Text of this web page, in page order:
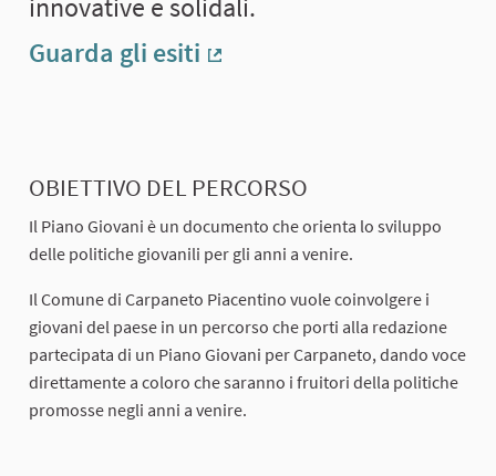
Guarda gli esiti
OBIETTIVO DEL PERCORSO
Il Piano Giovani è un documento che orienta lo sviluppo
delle politiche giovanili per gli anni a venire.
Il Comune di Carpaneto Piacentino vuole coinvolgere i
giovani del paese in un percorso che porti alla redazione
partecipata di un Piano Giovani per Carpaneto, dando voce
direttamente a coloro che saranno i fruitori della politiche
promosse negli anni a venire.